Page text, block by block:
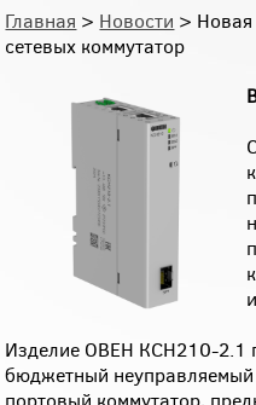
Главная > Новости >
сетевых коммутатор
Изделие ОВЕН КСН210-2.1
бюджетный
портовый коммутатор,